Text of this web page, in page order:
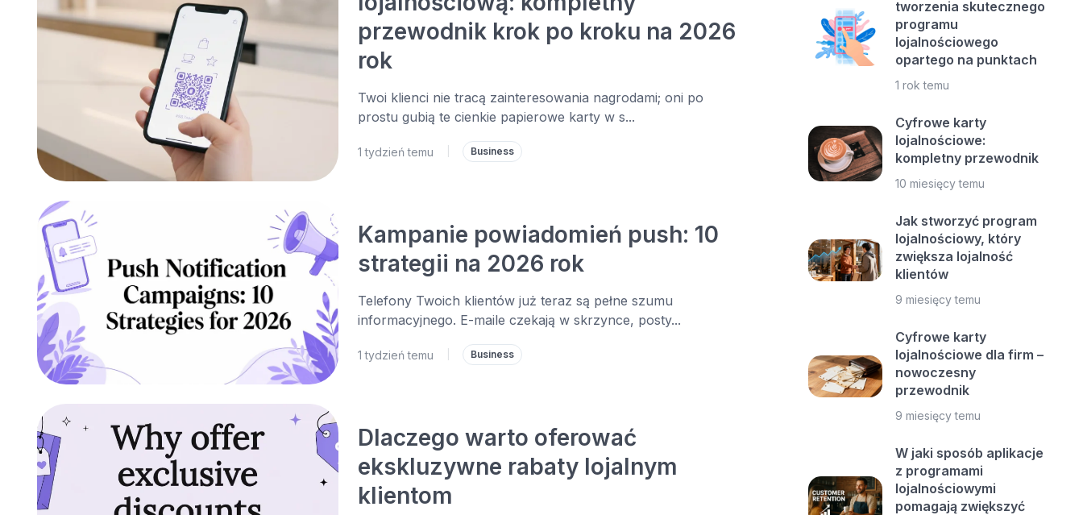
przewodnik krok po kroku na 2026
rok
Twoi klienci nie tracą zainteresowania nagrodami; oni po
prostu gubią te cienkie papierowe karty w s...
1 tydzień temu Business
Kampanie powiadomień push: 10
strategii na 2026 rok
Telefony Twoich klientów już teraz są pełne szumu
informacyjnego. E-maile czekają w skrzynce, posty...
1 tydzień temu Business
Dlaczego warto oferować
ekskluzywne rabaty lojalnym
klientom
tworzenia skutecznego
programu
lojalnościowego
opartego na punktach
1 rok temu
Cyfrowe karty
lojalnościowe:
kompletny przewodnik
10 miesięcy temu
Jak stworzyć program
lojalnościowy, który
zwiększa lojalność
klientów
9 miesięcy temu
Cyfrowe karty
lojalnościowe dla firm –
nowoczesny
przewodnik
9 miesięcy temu
W jaki sposób aplikacje
z programami
lojalnościowymi
pomagają zwiększyć